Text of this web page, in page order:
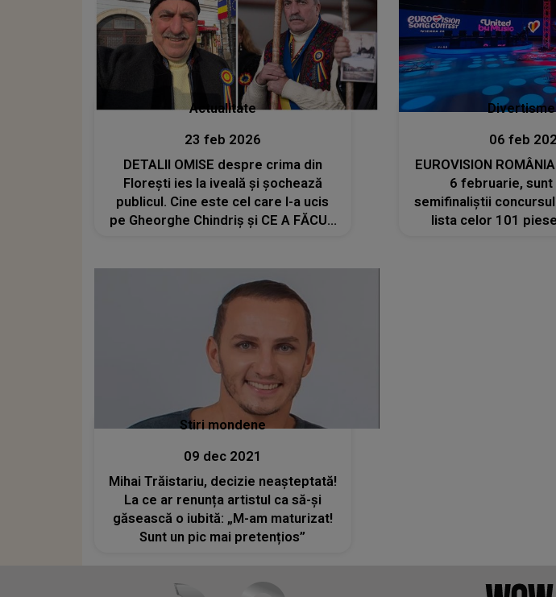
Actualitate
23 feb 2026
DETALII OMISE despre crima din
Floreşti ies la iveală și șochează
publicul. Cine este cel care l-a ucis
pe Gheorghe Chindriș și CE A FĂCUT
06 feb
EUROVISION
6 februarie, sunt
semifinaliștii
lista celor 101
Stiri mondene
09 dec 2021
Mihai Trăistariu, decizie neașteptată!
La ce ar renunța artistul ca să-și
găsească o iubită: „M-am maturizat!
Sunt un pic mai pretențios”